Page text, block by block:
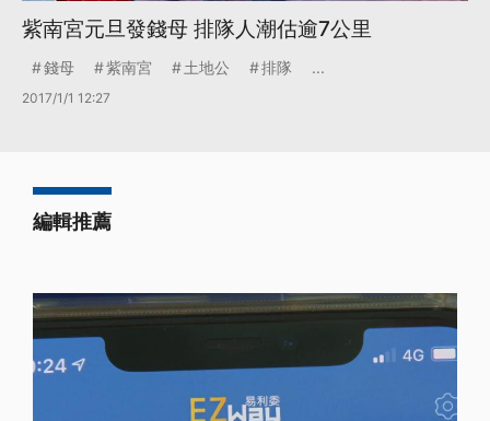
紫南宮元旦發錢母 排隊人潮估逾7公里
錢母 紫南宮 土地公 排隊 ...
2017/1/1 12:27
編輯推薦